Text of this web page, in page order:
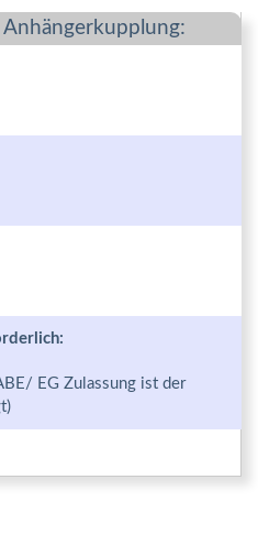
Anhängerkupplung:
EG Zulassung ist der